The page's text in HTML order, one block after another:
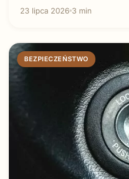
23 lipca 2026 3 min
BEZPIECZEŃSTWO